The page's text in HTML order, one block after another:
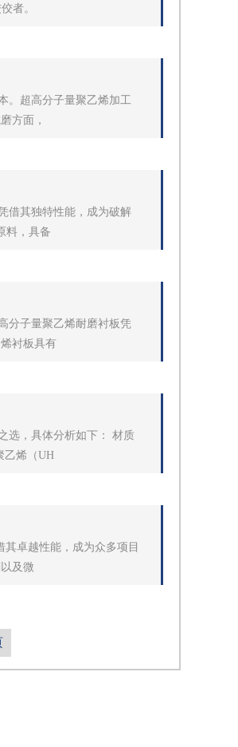
者。
。超高分子量聚乙烯加工
方面，
借其独特性能，成为破解
料，具备
分子量聚乙烯耐磨衬板凭
衬板具有
选，具体分析如下： 材质
乙烯（UH
卓越性能，成为众多项目
及微